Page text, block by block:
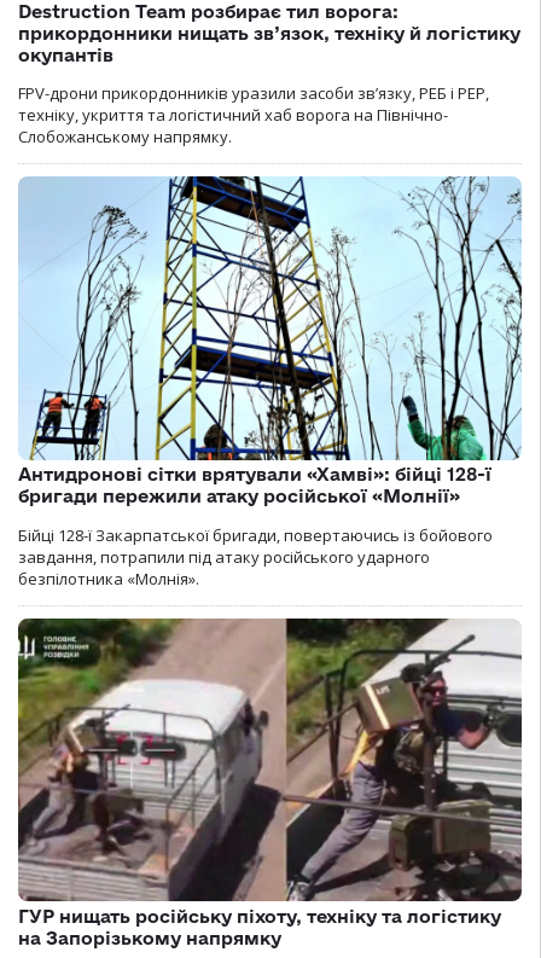
Destruction Team розбирає тил ворога:
прикордонники нищать зв’язок, техніку й логістику
окупантів
FPV-дрони прикордонників уразили засоби зв’язку, РЕБ і РЕР,
техніку, укриття та логістичний хаб ворога на Північно-
Слобожанському напрямку.
Антидронові сітки врятували «Хамві»: бійці 128-ї
бригади пережили атаку російської «Молнії»
Бійці 128-ї Закарпатської бригади, повертаючись із бойового
завдання, потрапили під атаку російського ударного
безпілотника «Молнія».
ГУР нищать російську піхоту, техніку та логістику
на Запорізькому напрямку